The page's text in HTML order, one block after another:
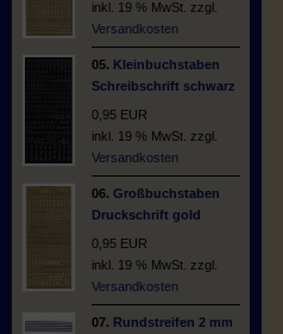
inkl. 19 % MwSt. zzgl.
Versandkosten
05. Kleinbuchstaben
Schreibschrift schwarz
0,95 EUR
inkl. 19 % MwSt. zzgl.
Versandkosten
06. Großbuchstaben
Druckschrift gold
0,95 EUR
inkl. 19 % MwSt. zzgl.
Versandkosten
07. Rundstreifen 2 mm